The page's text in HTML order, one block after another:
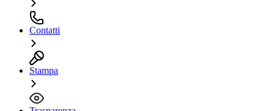
Contatti
Stampa